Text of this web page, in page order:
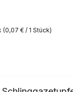
(0,07 € / 1 Stück)